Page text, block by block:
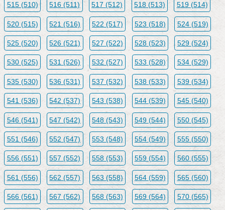
515 (510) 516 (511) 517 (512) 518 (513) 519 (514)
520 (515) 521 (516) 522 (517) 523 (518) 524 (519)
525 (520) 526 (521) 527 (522) 528 (523) 529 (524)
530 (525) 531 (526) 532 (527) 533 (528) 534 (529)
535 (530) 536 (531) 537 (532) 538 (533) 539 (534)
541 (536) 542 (537) 543 (538) 544 (539) 545 (540)
546 (541) 547 (542) 548 (543) 549 (544) 550 (545)
551 (546) 552 (547) 553 (548) 554 (549) 555 (550)
556 (551) 557 (552) 558 (553) 559 (554) 560 (555)
561 (556) 562 (557) 563 (558) 564 (559) 565 (560)
566 (561) 567 (562) 568 (563) 569 (564) 570 (565)